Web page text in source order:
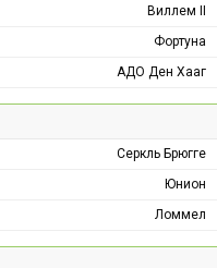
Виллем II
Фортуна
АДО Ден Хааг
Серкль Брюгге
Юнион
Ломмел